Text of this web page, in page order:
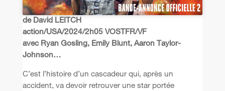
de David LEITCH
action/USA/2024/2h05 VOSTFR/VF
avec Ryan Gosling, Emily Blunt, Aaron Taylor-
Johnson…
C’est l’histoire d’un cascadeur qui, après un
accident, va devoir retrouver une star portée